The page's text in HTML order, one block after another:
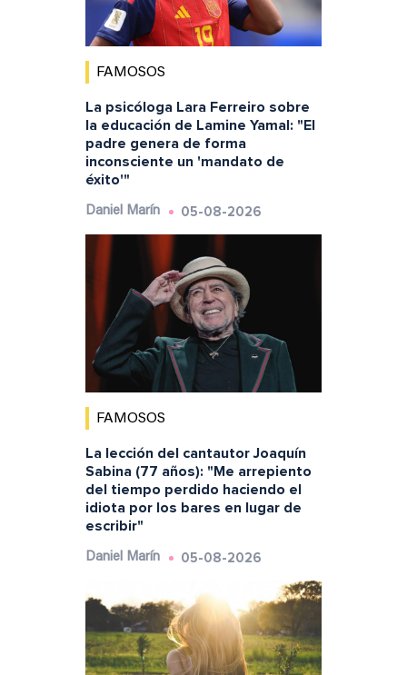
FAMOSOS
La psicóloga Lara Ferreiro sobre
la educación de Lamine Yamal: "El
padre genera de forma
inconsciente un 'mandato de
éxito'"
Daniel Marín 05-08-2026
FAMOSOS
La lección del cantautor Joaquín
Sabina (77 años): "Me arrepiento
del tiempo perdido haciendo el
idiota por los bares en lugar de
escribir"
Daniel Marín 05-08-2026